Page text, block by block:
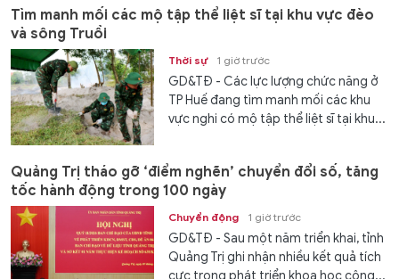
Tìm manh mối các mộ tập thể liệt sĩ tại khu vực đèo
và sông Truồi
Thời sự 1 giờ trước
GD&TĐ - Các lực lượng chức năng ở
TP Huế đang tìm manh mối các khu
vực nghi có mộ tập thể liệt sĩ tại khu...
Quảng Trị tháo gỡ ‘điểm nghẽn’ chuyển đổi số, tăng
tốc hành động trong 100 ngày
Chuyển động 1 giờ trước
GD&TĐ - Sau một năm triển khai, tỉnh
Quảng Trị ghi nhận nhiều kết quả tích
cực trong phát triển khoa học công...